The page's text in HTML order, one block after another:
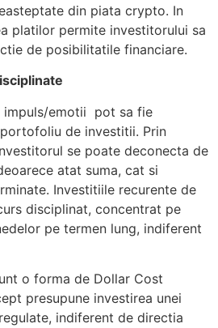
din piata crypto. In
platilor permite investitorului sa
de posibilitatile financiare.
impuls/emotii pot sa fie
de investitii. Prin
se poate deconecta de
atat suma, cat si
Investitiile recurente de
disciplinat, concentrat pe
pe termen lung, indiferent
o forma de Dollar Cost
presupune investirea unei
indiferent de directia